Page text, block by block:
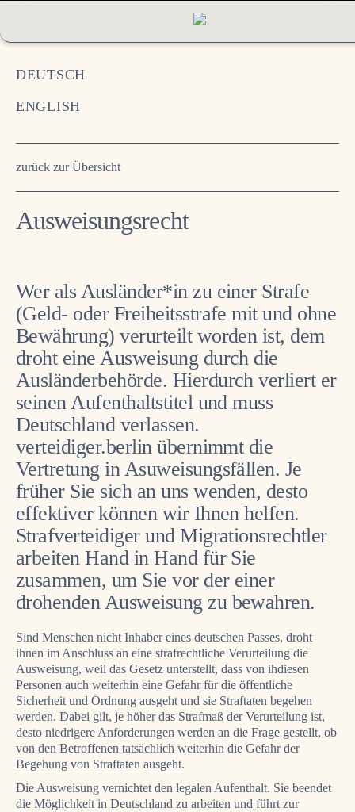
KOMPETENZ
LEISTUNGEN
IMPRESSUM & DATENSCHUTZ
DEUTSCH
ENGLISH
zurück zur Übersicht
Ausweisungsrecht
Wer als Ausländer*in zu einer Strafe
(Geld- oder Freiheitsstrafe mit und ohne
Bewährung) verurteilt worden ist, dem
droht eine Ausweisung durch die
Ausländerbehörde. Hierdurch verliert er
seinen Aufenthaltstitel und muss
Deutschland verlassen.
verteidiger.berlin übernimmt die
Vertretung in Asuweisungsfällen. Je
früher Sie sich an uns wenden, desto
effektiver können wir Ihnen helfen.
Strafverteidiger und Migrationsrechtler
arbeiten Hand in Hand für Sie
zusammen, um Sie vor der einer
drohenden Ausweisung zu bewahren.
Sind Menschen nicht Inhaber eines deutschen Passes, droht
ihnen im Anschluss an eine strafrechtliche Verurteilung die
Ausweisung, weil das Gesetz unterstellt, dass von ihdiesen
Personen auch weiterhin eine Gefahr für die öffentliche
Sicherheit und Ordnung ausgeht und sie Straftaten begehen
werden. Dabei gilt, je höher das Strafmaß der Verurteilung ist,
desto niedrigere Anforderungen werden an die Frage gestellt, ob
von den Betroffenen tatsächlich weiterhin die Gefahr der
Begehung von Straftaten ausgeht.
Die Ausweisung vernichtet den legalen Aufenthalt. Sie beendet
die Möglichkeit in Deutschland zu arbeiten und führt zur